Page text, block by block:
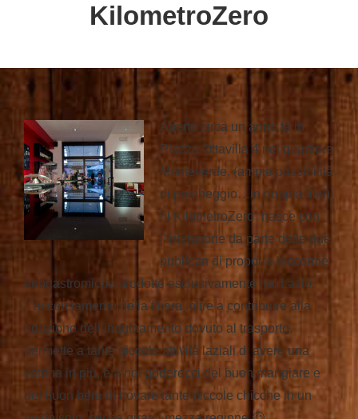
KilometroZero
Aperto circa un anno fa in
Piazza Ottavilla 4 nel quartiere
Monteverde, (ampie possibilità
di parcheggio…in doppia fila!)
“il KilometroZero” nasce con
l’intenzione da parte delle due
publican di proporre leccornie
enogastromiche prodotte esclusivamente nel Lazio.
L’accorciamento della filiera, oltre a contribuire alla
riduzione dell’inquinamento dovuto al trasporto,
permette a tante piccole attività laziali di avere una
vetrina in più, e a noi goderecci del buon mangiare e
del buon bere di trovare tante piccole chicche in un